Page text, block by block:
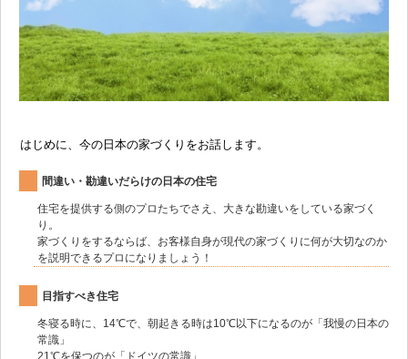
はじめに、今の日本の家づくりをお話します。
間違い・勘違いだらけの日本の住宅
住宅を提供する側のプロたちでさえ、大きな勘違いをしている家づく
り。
家づくりをするならば、お客様自身が現代の家づくりに何が大切なのか
を説明できるプロになりましょう！
目指すべき住宅
冬寝る時に、14℃で、朝起きる時は10℃以下になるのが「我慢の日本の
常識」
21℃を保つのが「ドイツの常識」